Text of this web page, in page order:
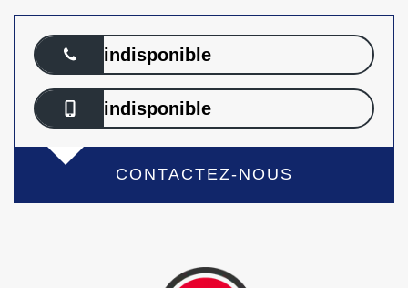
indisponible
indisponible
CONTACTEZ-NOUS